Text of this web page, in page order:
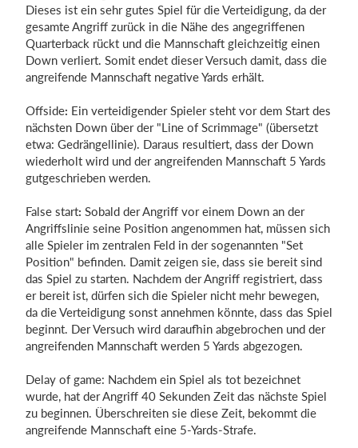
Dieses ist ein sehr gutes Spiel für die Verteidigung, da der
gesamte Angriff zurück in die Nähe des angegriffenen
Quarterback rückt und die Mannschaft gleichzeitig einen
Down verliert. Somit endet dieser Versuch damit, dass die
angreifende Mannschaft negative Yards erhält.
Offside: Ein verteidigender Spieler steht vor dem Start des
nächsten Down über der "Line of Scrimmage" (übersetzt
etwa: Gedrängellinie). Daraus resultiert, dass der Down
wiederholt wird und der angreifenden Mannschaft 5 Yards
gutgeschrieben werden.
False start: Sobald der Angriff vor einem Down an der
Angriffslinie seine Position angenommen hat, müssen sich
alle Spieler im zentralen Feld in der sogenannten "Set
Position" befinden. Damit zeigen sie, dass sie bereit sind
das Spiel zu starten. Nachdem der Angriff registriert, dass
er bereit ist, dürfen sich die Spieler nicht mehr bewegen,
da die Verteidigung sonst annehmen könnte, dass das Spiel
beginnt. Der Versuch wird daraufhin abgebrochen und der
angreifenden Mannschaft werden 5 Yards abgezogen.
Delay of game: Nachdem ein Spiel als tot bezeichnet
wurde, hat der Angriff 40 Sekunden Zeit das nächste Spiel
zu beginnen. Überschreiten sie diese Zeit, bekommt die
angreifende Mannschaft eine 5-Yards-Strafe.